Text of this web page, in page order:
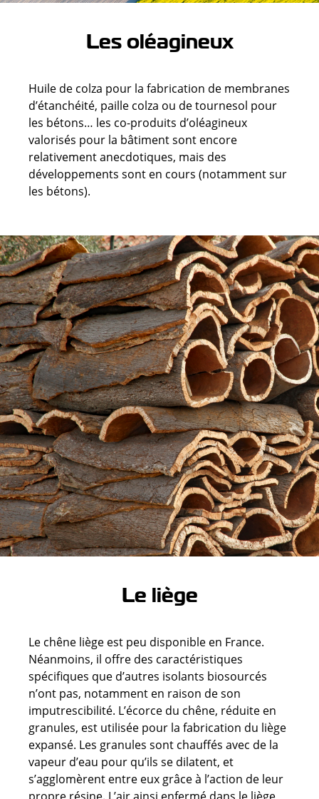
Les oléagineux
Huile de colza pour la fabrication de membranes
d’étanchéité, paille colza ou de tournesol pour
les bétons… les co-produits d’oléagineux
valorisés pour la bâtiment sont encore
relativement anecdotiques, mais des
développements sont en cours (notamment sur
les bétons).
Le liège
Le chêne liège est peu disponible en France.
Néanmoins, il offre des caractéristiques
spécifiques que d’autres isolants biosourcés
n’ont pas, notamment en raison de son
imputrescibilité. L’écorce du chêne, réduite en
granules, est utilisée pour la fabrication du liège
expansé. Les granules sont chauffés avec de la
vapeur d’eau pour qu’ils se dilatent, et
s’agglomèrent entre eux grâce à l’action de leur
propre résine. L’air ainsi enfermé dans le liège